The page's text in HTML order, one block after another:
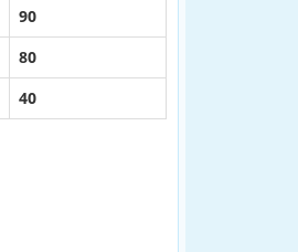
90
80
40